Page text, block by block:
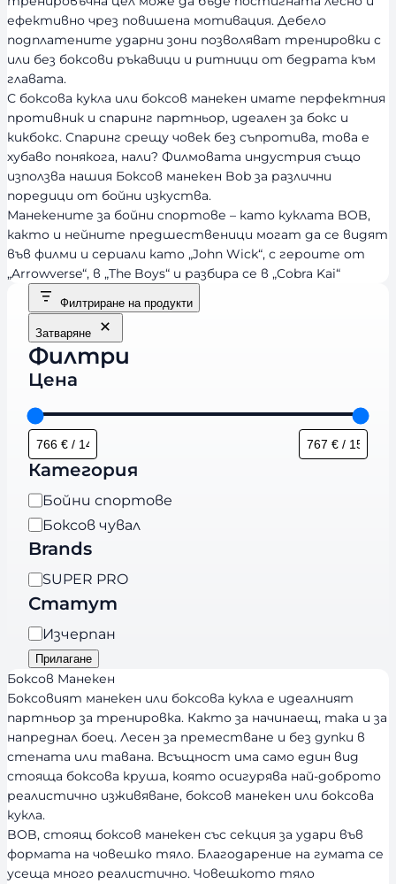
ефективно чрез повишена мотивация. Дебело
подплатените ударни зони позволяват тренировки с
или без боксови ръкавици и ритници от бедрата към
главата.
С боксова кукла или боксов манекен имате перфектния
противник и спаринг партньор, идеален за бокс и
кикбокс. Спаринг срещу човек без съпротива, това е
хубаво понякога, нали? Филмовата индустрия също
използва нашия Боксов манекен Bob за различни
поредици от бойни изкуства.
Манекените за бойни спортове – като куклата BOB,
както и нейните предшественици могат да се видят
във филми и сериали като „John Wick“, с героите от
„Arrowverse“, в „The Boys“ и разбира се в „Cobra Kai“
Филтриране на продукти
Затваряне
Филтри
Цена
Категория
К
а
т
г
о
р
и
я
Бойни спортове
Боксов чувал
Brands
B
r
a
n
d
s
SUPER PRO
Статут
Н
а
л
и
ч
н
о
т
Изчерпан
Прилагане
Боксов Манекен
Боксовият манекен или боксова кукла е идеалният
партньор за тренировка. Както за начинаещ, така и за
напреднал боец. Лесен за преместване и без дупки в
стената или тавана. Всъщност има само един вид
стояща боксова круша, която осигурява най-доброто
реалистично изживяване, боксов манекен или боксова
кукла.
BOB, стоящ боксов манекен със секция за удари във
формата на човешко тяло. Благодарение на гумата се
усеща много реалистично. Човешкото тяло